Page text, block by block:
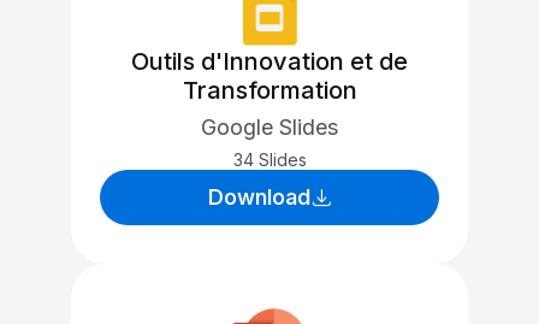
Outils d'Innovation et de
Transformation
Google Slides
34 Slides
Download